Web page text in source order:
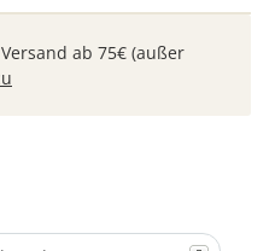
ab 75€ (außer